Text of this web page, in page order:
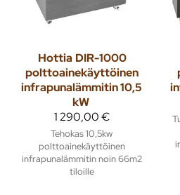
Hottia DIR-1000
polttoainekäyttöinen
infrapunalämmitin 10,5
kW
1 290,00 €
Tehokas 10,5kw
polttoainekäyttöinen
infrapunalämmitin noin 66m2
tiloille